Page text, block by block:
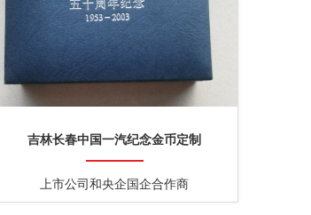
吉林长春中国一汽纪念金币定制
上市公司和央企国企合作商